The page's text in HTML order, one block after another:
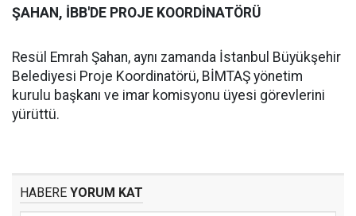
ŞAHAN, İBB'DE PROJE KOORDİNATÖRÜ
Resül Emrah Şahan, aynı zamanda İstanbul Büyükşehir
Belediyesi Proje Koordinatörü, BİMTAŞ yönetim
kurulu başkanı ve imar komisyonu üyesi görevlerini
yürüttü.
HABERE YORUM KAT